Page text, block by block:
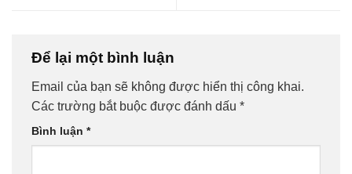
Để lại một bình luận
Email của bạn sẽ không được hiển thị công khai.
Các trường bắt buộc được đánh dấu *
Bình luận *